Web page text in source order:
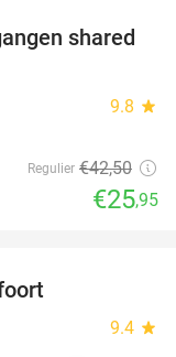
39%
shared
9.8 star
Regulier €42,50
€25,95
9.4 star